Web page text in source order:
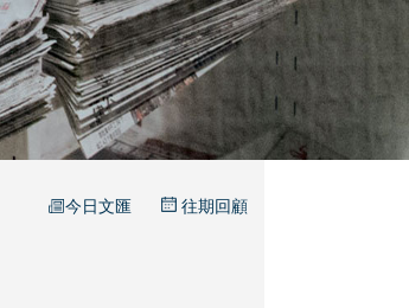
今日文匯 往期回顧